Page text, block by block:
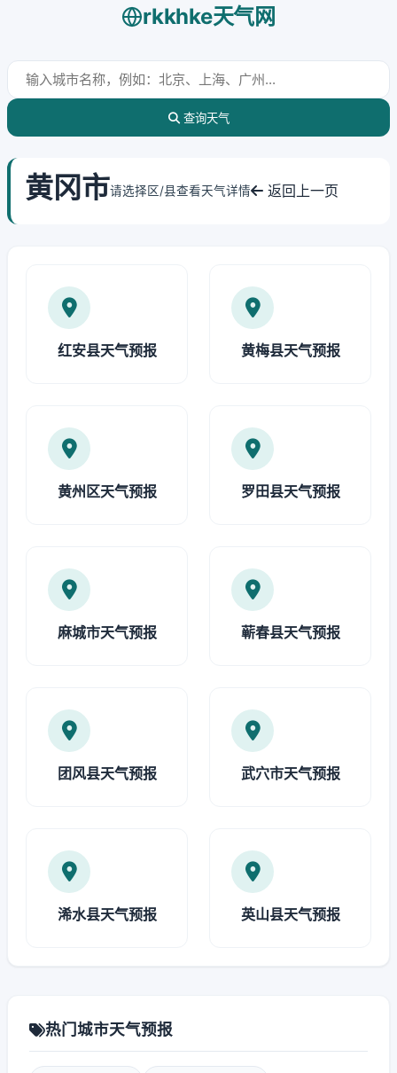
rkkhke天气网
查询天气
黄冈市请选择区/县查看天气详情 返回上一页
红安县天气预报 黄梅县天气预报
黄州区天气预报 罗田县天气预报
麻城市天气预报 蕲春县天气预报
团风县天气预报 武穴市天气预报
浠水县天气预报 英山县天气预报
热门城市天气预报